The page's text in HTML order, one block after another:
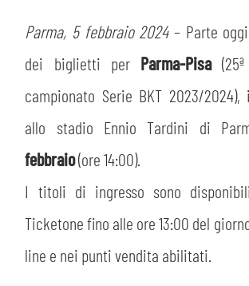
TRASFERTE
TICKET GIFT CARD
ORGANIGRAMMA
STORIA
MUTTI TRAINING CENTER
MUSEO
STADIO TARDINI
MEDIA
CSR
ACADEMY
Parma, 5 febbraio 2024– Parte
dei biglietti per Parma-Pisa(25ª
campionato Serie BKT 2023/2024),
allo stadio Ennio Tardini di
febbraio(ore 14:00).
I titoli di ingresso sono
Ticketone fino alle ore 13:00 del
line e nei punti vendita abilitati.